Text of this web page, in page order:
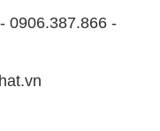
0906.387.866 -